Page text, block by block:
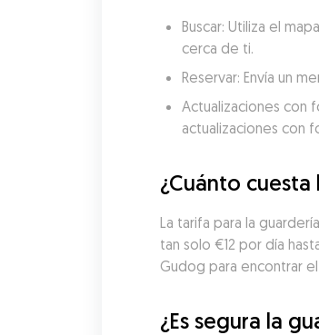
Buscar: Utiliza el
cerca de ti.
Reservar: Envía un
Actualizaciones con
actualizaciones con
¿Cuánto
La tarifa para la
tan solo €12 por día
Gudog para encontrar
¿Es segura la